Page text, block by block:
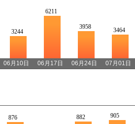
3464
3958
6211
3244
07月01日
06月24日
06月17日
06月10日
905
882
876